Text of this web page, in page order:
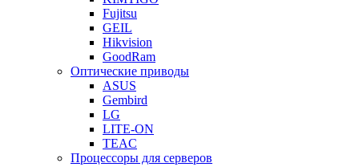
Fujitsu
GEIL
Hikvision
GoodRam
Оптические приводы
ASUS
Gembird
LG
LITE-ON
TEAC
Процессоры для серверов